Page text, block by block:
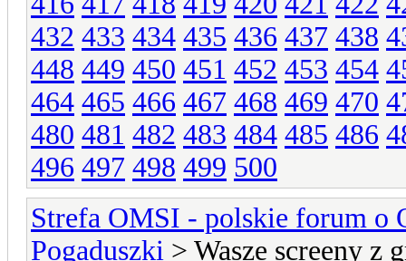
432 433 434 435 436 437 438
448 449 450 451 452 453 454
464 465 466 467 468 469 470
480 481 482 483 484 485 486
496 497 498 499 500
Strefa OMSI - polskie forum o
Pogaduszki > Wasze screeny z